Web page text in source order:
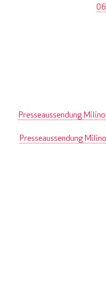
Presseaussendung
Presseaussendung